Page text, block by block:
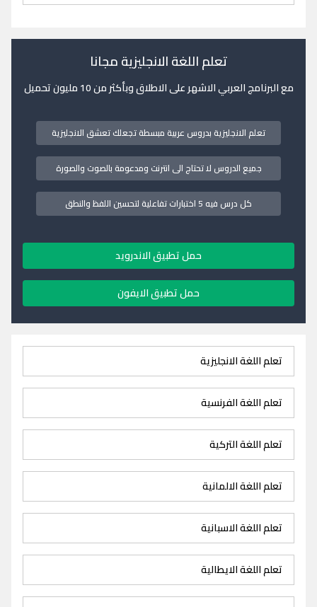
تعلم اللغة الانجليزية مجانا
مع البرنامج العربي الاشهر على الاطلاق وبأكثر من 10 مليون تحميل
تعلم الانجليزية بدروس عربية مبسطة تجعلك تعشق الانجليزية
جميع الدروس لا تحتاج الى انترنت ومدعومة بالصوت والصورة
كل درس فيه 5 اختبارات تفاعلية لتحسين اللفظ والنطق
حمل تطبيق الاندرويد
حمل تطبيق الايفون
تعلم اللغة الانجليزية
تعلم اللغة الفرنسية
تعلم اللغة التركية
تعلم اللغة الالمانية
تعلم اللغة الاسبانية
تعلم اللغة الايطالية